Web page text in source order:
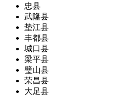
忠县
武隆县
垫江县
丰都县
城口县
梁平县
璧山县
荣昌县
大足县